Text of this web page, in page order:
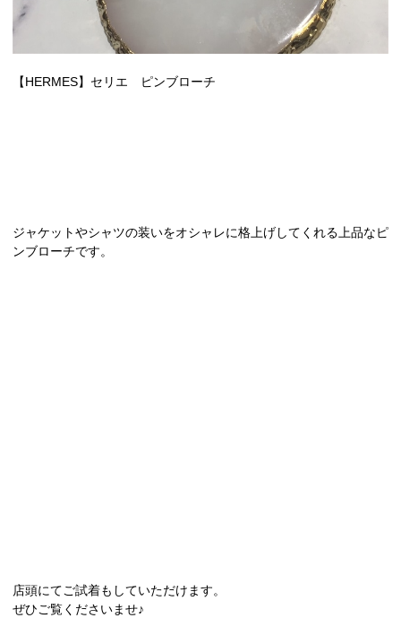
【HERMES】セリエ ピンブローチ
ジャケットやシャツの装いをオシャレに格上げしてくれる上品なピ
ンブローチです。
店頭にてご試着もしていただけます。
ぜひご覧くださいませ♪